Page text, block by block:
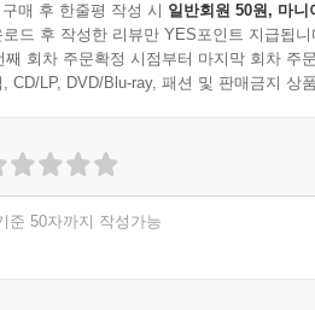
매 후 한줄평 작성 시 일반회원 50원, 마니
드 후 작성한 리뷰만 YES포인트 지급됩니
째 회차 주문확정 시점부터 마지막 회차 주
CD/LP, DVD/Blu-ray, 패션 및 판매금지 상
준 50자까지 작성가능